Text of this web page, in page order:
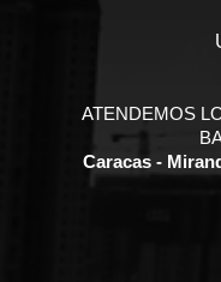
ATENDEMOS
Caracas -